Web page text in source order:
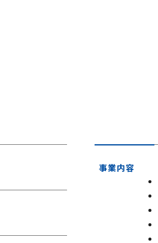
事業内容